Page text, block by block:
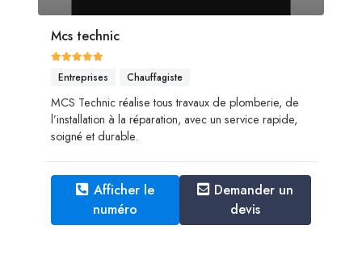
Mcs technic
Entreprises Chauffagiste
MCS Technic réalise tous travaux de plomberie, de
l’installation à la réparation, avec un service rapide,
soigné et durable.
Afficher le
numéro
Demander un
devis